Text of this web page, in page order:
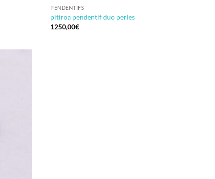
PENDENTIFS
pitiroa pendentif duo perles
1250,00€